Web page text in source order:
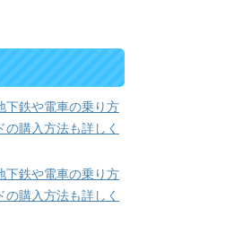
下鉄や電車の乗り方
購入方法も詳しく
下鉄や電車の乗り方
購入方法も詳しく